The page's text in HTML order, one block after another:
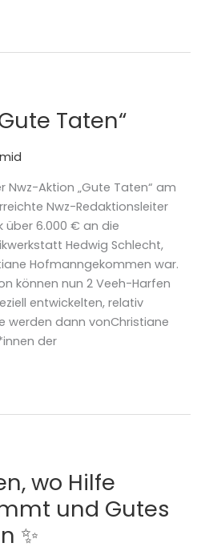
Taten“
Nwz-Aktion „Gute Taten“ am
Nwz-Redaktionsleiter
über 6.000 € an die
Hedwig Schlecht,
Hofmanngekommen war.
können nun 2 Veeh-Harfen
entwickelten, relativ
werden dann vonChristiane
der
wo Hilfe
und Gutes
✨